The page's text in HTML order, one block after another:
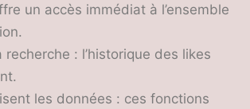
un accès immédiat à l’ensemble
: l’historique des likes
les données : ces fonctions